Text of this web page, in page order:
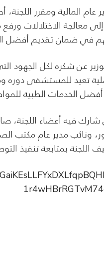
المالية ومقرر اللجنة،
معالجة الاختلالات ورفع
ضمان تقديم أفضل
عن شكره لكل الجهود
تعيد للمستشفى دوره
الخدمات الطبية
شارك فيه أعضاء اللجنة،
ونائب مدير عام
اللجنة بمتابعة تنفيذ